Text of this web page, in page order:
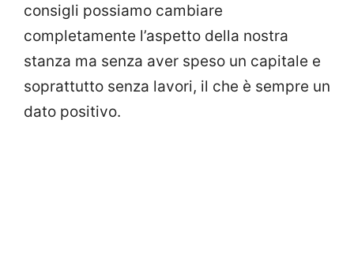
consigli possiamo cambiare
completamente l’aspetto della nostra
stanza ma senza aver speso un capitale e
soprattutto senza lavori, il che è sempre un
dato positivo.